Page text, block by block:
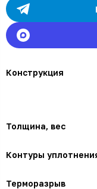
Конструкция
Толщина, вес
Контуры
Терморазрыв